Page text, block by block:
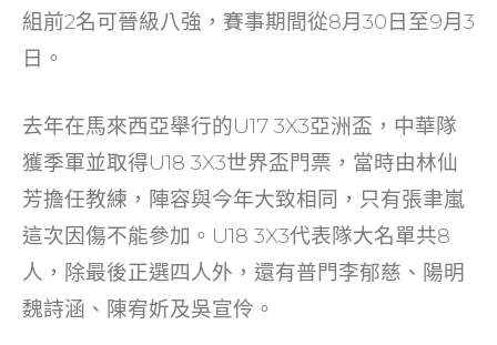
組前2名可晉級八強，賽事期間從8月30日至9月3
日。
去年在馬來西亞舉行的U17 3X3亞洲盃，中華隊
獲季軍並取得U18 3X3世界盃門票，當時由林仙
芳擔任教練，陣容與今年大致相同，只有張聿嵐
這次因傷不能參加。U18 3X3代表隊大名單共8
人，除最後正選四人外，還有普門李郁慈、陽明
魏詩涵、陳宥妡及吳宣伶。